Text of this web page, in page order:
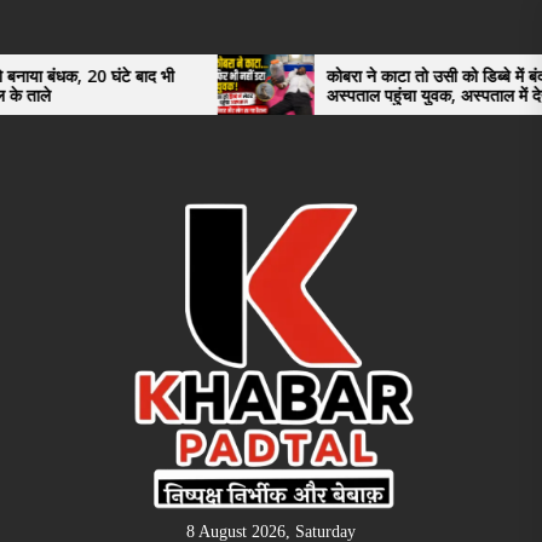
the
content
बाद भी
कोबरा ने काटा तो उसी को डिब्बे में बंद कर
अस्पताल पहुंचा युवक, अस्पताल में देखकर डॉक्टर
भी रह गए हैरान
8 August 2026, Saturday